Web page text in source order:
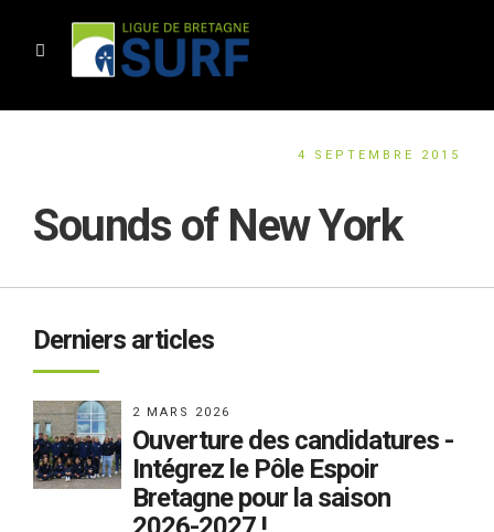
4 SEPTEMBRE 2015
Sounds of New York
Derniers articles
2 MARS 2026
Ouverture des candidatures -
Intégrez le Pôle Espoir
Bretagne pour la saison